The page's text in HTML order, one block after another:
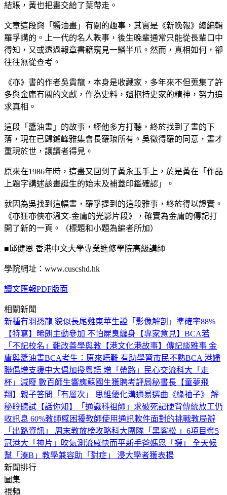
結賬，黃也把畫交給了葉帶走。
文章這段與「醬油畫」有關的趣事，其實是《新晚報》總編輯
羅孚講的。上一代的名人軼事，後生晚輩通常只能從長輩口中
得知，又或透過報章書籍窺見一鱗半爪。然而，真相如何，卻
往往無從查考。
《亦》書的作者吳貴龍，本身是收藏家，多年來不但蒐集了許
多與金庸有關的文獻，作為史料，還抱持史家的精神，努力追
求真相。
這段「醬油畫」的故事，經他多方打聽，終於找到了畫的下
落，現在已歸鑪峰雅集會長羅琅所有。吳徵得羅的同意，畫才
重現於世，讓讀者得見。
原來在1986年時，這畫又回到了黃永玉手上，於是黃在「作品
上題字講述該畫誕生的始末及補蓋印鑑確認」。
就因為吳找到這幅畫，羅孚提到的這段雅事，終於得以證實。
《亦狂亦俠亦溫文-金庸的光影片段》，確實為金庸的傳記打
開了新的一頁。（標題和小題為編者所加）
■邱健恩 香港中文大學專業進修學院高級講師
學院網址：www.cuscshd.hk
讀文匯報PDF版面
相關新聞
新種有羽恐龍 貌似長尾雞東華生證「影像解剖」準確率88%
【特寫】晞朗主動參加 不怕屍臭纏身 【專家意見】BCA若
「不記校名」難改善學與教 【港文化港故事】傳記談雅事 金
庸與醬油畫BCA考生：原來唔難 有助學習市民不熟BCA 港婦
聯倡增支援中大倡加授粵語 增「帶路」民心交流科大「走
杯」減廢 數百師生響應蘇國生獲聘考評局秘書長 【童夢飛
翔】親子答問「有層次」 思維優化溝通易選曲《綠袖子》 解
秘聆聽試 【話你知】「通識科祖師」求破死記硬背傳統放工仍
收訊息 60%教師感困擾教師使用通訊軟件面對的挑戰教局辦
「出路資訊」 周末教放榜攻略科大團隊「黑客松 」6項目奪5
冠港大「神片」吹氣測流感快而平新手爸媽恩「襪」 全天候
幫「湊B」 教學兼容助「對症」 浸大學者獲表揚
新聞排行
圖集
視頻